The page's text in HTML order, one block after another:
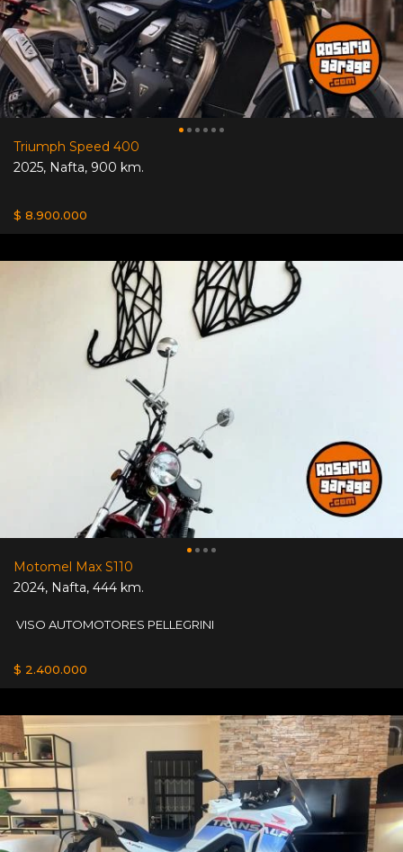
Triumph Speed 400
2025, Nafta, 900 km.
$ 8.900.000
Motomel Max S110
2024, Nafta, 444 km.
VISO AUTOMOTORES PELLEGRINI
$ 2.400.000